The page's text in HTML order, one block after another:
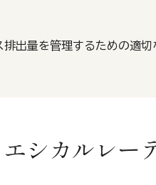
排出量を管理するための適
エシカルレー